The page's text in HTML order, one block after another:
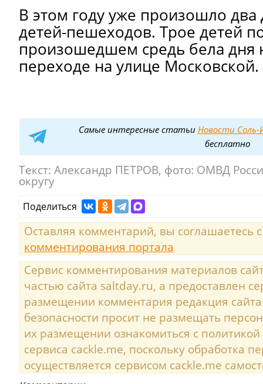
В этом году уже произошло два
детей-пешеходов. Трое детей
произошедшем средь бела
переходе на улице Московской.
Самые интересные статьи Новости Соль-
бесплатно
Текст: Александр ПЕТРОВ, фото: ОМВД
округу
Поделиться
Оставляя комментарий, вы соглашаетесь
комментирования портала
Сервис комментирования материалов
частью сайта saltday.ru, а предоставлен
размещении комментария редакция
безопасности просит не размещать
их размещении ознакомиться с
сервиса cackle.me, поскольку обработка
осуществляется сервисом cackle.me